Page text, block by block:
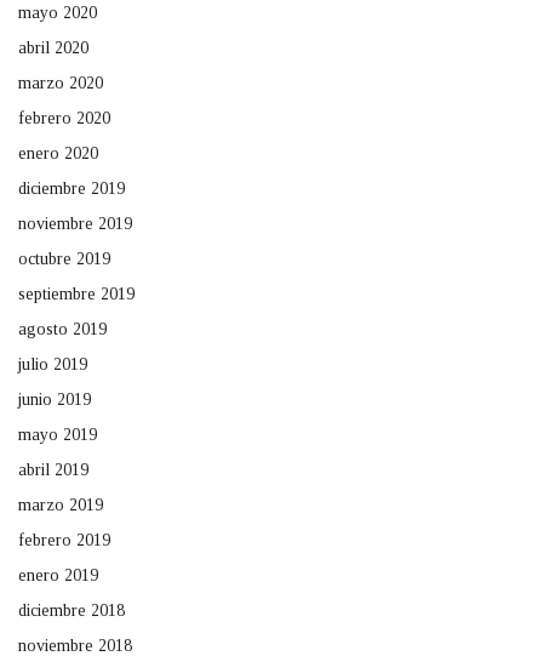
mayo 2020
abril 2020
marzo 2020
febrero 2020
enero 2020
diciembre 2019
noviembre 2019
octubre 2019
septiembre 2019
agosto 2019
julio 2019
junio 2019
mayo 2019
abril 2019
marzo 2019
febrero 2019
enero 2019
diciembre 2018
noviembre 2018